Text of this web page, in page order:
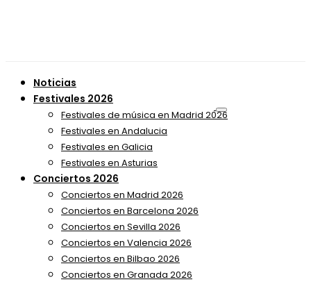
Noticias
Festivales 2026
Festivales de música en Madrid 2026
Festivales en Andalucia
Festivales en Galicia
Festivales en Asturias
Conciertos 2026
Conciertos en Madrid 2026
Conciertos en Barcelona 2026
Conciertos en Sevilla 2026
Conciertos en Valencia 2026
Conciertos en Bilbao 2026
Conciertos en Granada 2026